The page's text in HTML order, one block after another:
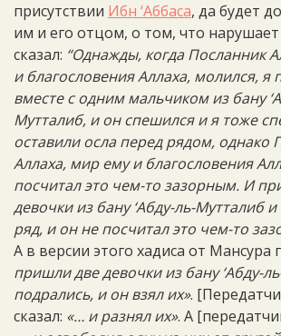
присутствии Ибн ‘Аббаса, да будет
им и его отцом, о том, что
сказал: “Однажды, когда Посланник
и благословения Аллаха, молился, я
вместе с одним мальчиком из бану
Мутталиб, и он спешился и я тоже
оставили осла перед рядом, однако
Аллаха, мир ему и благословения
посчитал это чем-то зазорным. И
девочки из бану ‘Абду-ль-Мутталиб
ряд, и он не посчитал это чем-то
А в версии этого хадиса от Мансура
пришли две девочки из бану ‘Абду-
подрались, и он взял их».
сказал: «… и разнял их». А